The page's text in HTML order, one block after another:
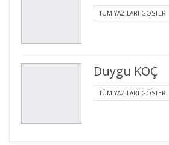
TÜM YAZILARI GÖSTER
Duygu KOÇ
TÜM YAZILARI GÖSTER